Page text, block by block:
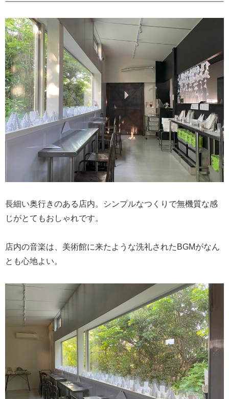
長細い奥行きのある店内。シンプルなつくりで無機質な感
じがとてもおしゃれです。
店内の音楽は、美術館に来たような洗礼されたBGMがなん
とも心地よい。